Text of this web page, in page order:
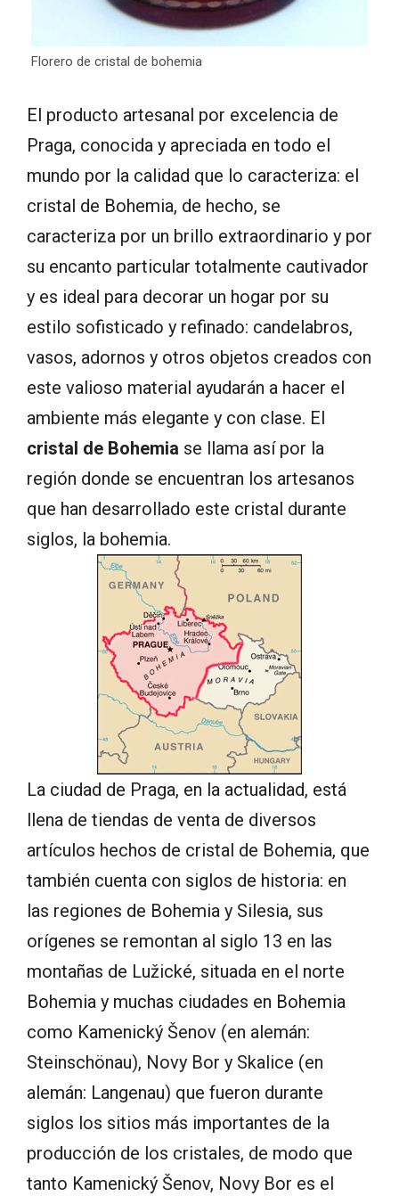
Florero de cristal de bohemia
El producto artesanal por excelencia de
Praga, conocida y apreciada en todo el
mundo por la calidad que lo caracteriza: el
cristal de Bohemia, de hecho, se
caracteriza por un brillo extraordinario y por
su encanto particular totalmente cautivador
y es ideal para decorar un hogar por su
estilo sofisticado y refinado: candelabros,
vasos, adornos y otros objetos creados con
este valioso material ayudarán a hacer el
ambiente más elegante y con clase. El
cristal de Bohemia se llama así por la
región donde se encuentran los artesanos
que han desarrollado este cristal durante
siglos, la bohemia.
La ciudad de Praga, en la actualidad, está
llena de tiendas de venta de diversos
artículos hechos de cristal de Bohemia, que
también cuenta con siglos de historia: en
las regiones de Bohemia y Silesia, sus
orígenes se remontan al siglo 13 en las
montañas de Lužické, situada en el norte
Bohemia y muchas ciudades en Bohemia
como Kamenický Šenov (en alemán:
Steinschönau), Novy Bor y Skalice (en
alemán: Langenau) que fueron durante
siglos los sitios más importantes de la
producción de los cristales, de modo que
tanto Kamenický Šenov, Novy Bor es el